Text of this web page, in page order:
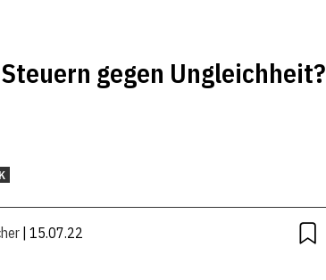
gegen Ungleichheit?
| 15.07.22